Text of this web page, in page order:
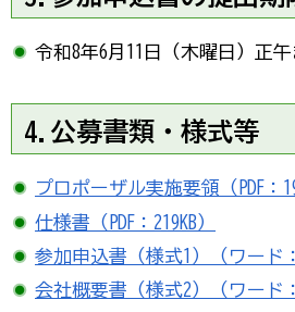
令和8年6月11日（木曜日）正
4.公募書類・様式等
プロポーザル実施要領（PDF：
仕様書（PDF：219KB）
参加申込書（様式1）（ワード：
会社概要書（様式2）（ワード：